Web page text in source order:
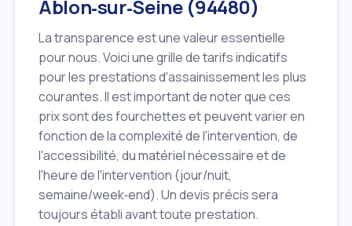
Ablon‑sur‑Seine (94480)
La transparence est une valeur essentielle
pour nous. Voici une grille de tarifs indicatifs
pour les prestations d'assainissement les plus
courantes. Il est important de noter que ces
prix sont des fourchettes et peuvent varier en
fonction de la complexité de l'intervention, de
l'accessibilité, du matériel nécessaire et de
l'heure de l'intervention (jour/nuit,
semaine/week‑end). Un devis précis sera
toujours établi avant toute prestation.